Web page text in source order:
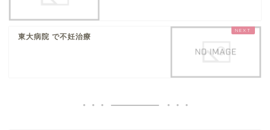
東大病院 で不妊治療